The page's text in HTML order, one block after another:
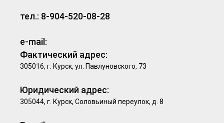
тел.: 8-904-520-08-28
e-mail:
Фактический адрес:
305016, г. Курск, ул. Павлуновского, 73
Юридический адрес:
305044, г. Курск, Соловьиный переулок, д. 8